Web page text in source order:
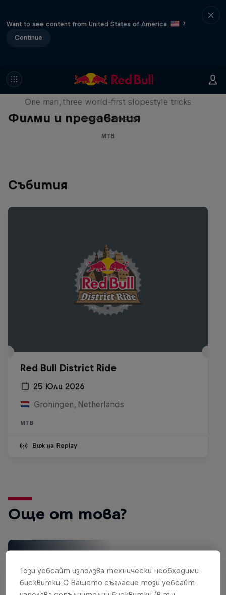
Want to see content from United States of America
?
Continue
Филми и предавания
Jones
One man, three world-first slopestyle tricks
1 сезон · 4 епизоди
MTB
Събития
Red Bull District Ride
25 Юли 2026
Groningen, Netherlands
MTB
Виж на Replay
Още от това?
Welcome to the Bike Hub, where you will find an
action-packed collection of two-wheel films,
Този уебсайт използва технически необходими
бисквитки. С Вашето съгласие този уебсайт